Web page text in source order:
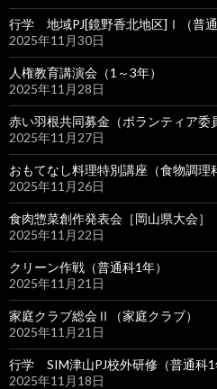
行学 地域PJ[鏡野香北地区]Ⅰ（普通
2025年11月30日
人権教育講演会（1～3年）
2025年11月28日
赤い羽根共同募金（ボランティア委
2025年11月27日
おもてなし料理特別講座（食物調理
2025年11月26日
食肉惣菜創作発表会［岡山県大会］
2025年11月22日
クリーン作戦（普通科1年）
2025年11月21日
家庭クラブ総会Ⅱ（家庭クラブ）
2025年11月21日
行学 SIM津山PJ校外研修（普通科1
2025年11月18日